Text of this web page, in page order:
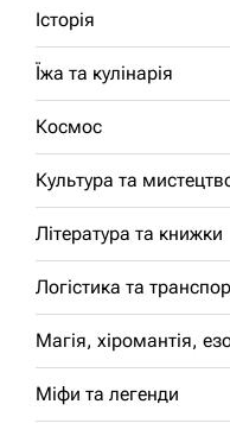
Історія
Їжа та кулінарія
Космос
Культура та
Література та книжки
Логістика та
Магія, хіромантія,
Міфи та легенди